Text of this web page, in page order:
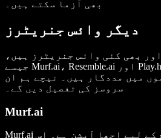
بھی کئی وائس جنریٹرز ہیں،
جیسے Murf.ai، Resemble.ai اور Play.ht جو کسٹمر سپورٹ
میں مددگار ہیں۔ نیچے ہم ان
Murf.ai
Murf.ai بھی ٹیکسٹ ٹو اسپیچ کے لیے اچھا آپشن ہے۔ اس